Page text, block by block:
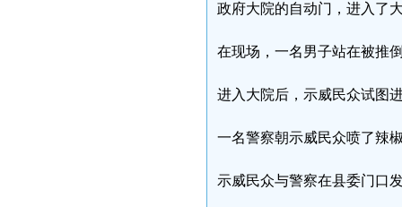
政府大院的自动门，进入了
在现场，一名男子站在被推
进入大院后，示威民众试图
一名警察朝示威民众喷了辣
示威民众与警察在县委门口